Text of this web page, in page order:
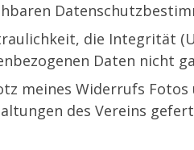
die Integrität
Daten nicht
meines Widerrufs Fotos
des Vereins